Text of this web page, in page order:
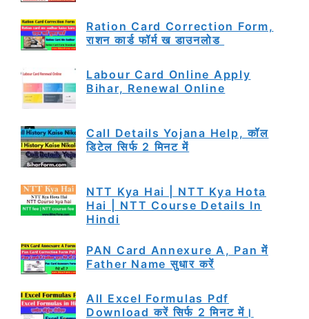
Ration Card Correction Form,
राशन कार्ड फॉर्म ख डाउनलोड
Labour Card Online Apply
Bihar, Renewal Online
Call Details Yojana Help, कॉल
डिटेल सिर्फ 2 मिनट में
NTT Kya Hai | NTT Kya Hota
Hai | NTT Course Details In
Hindi
PAN Card Annexure A, Pan में
Father Name सुधार करें
All Excel Formulas Pdf
Download करें सिर्फ 2 मिनट में।